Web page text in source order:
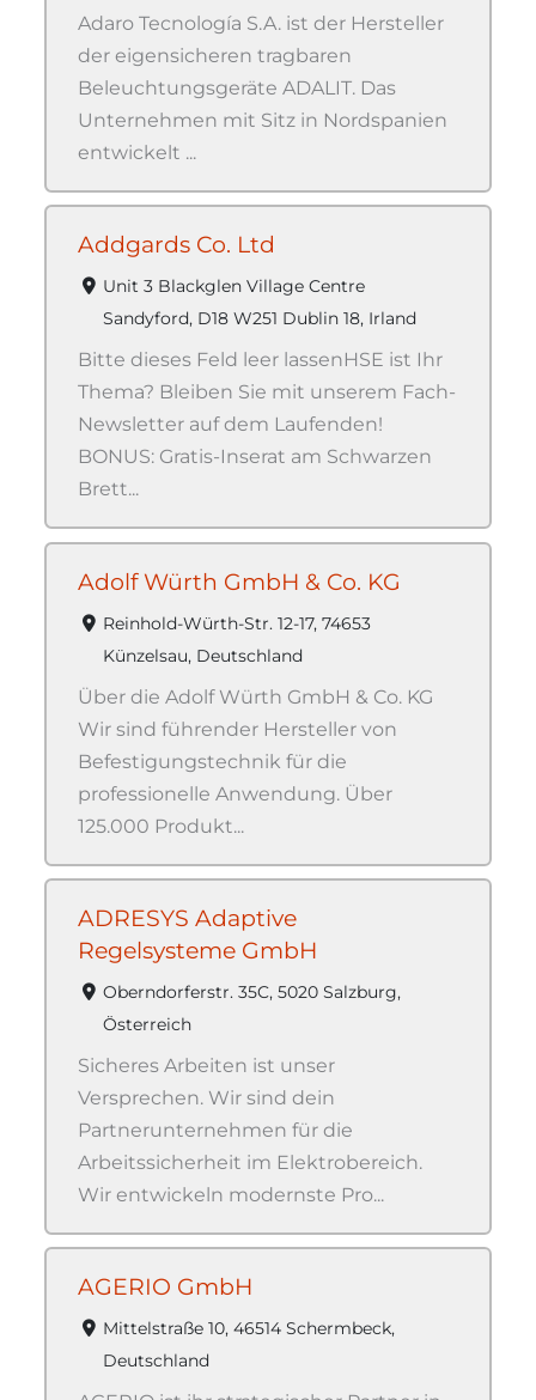
Adaro Tecnología S.A. ist der Hersteller
der eigensicheren tragbaren
Beleuchtungsgeräte ADALIT. Das
Unternehmen mit Sitz in Nordspanien
entwickelt ...
Addgards Co. Ltd
Unit 3 Blackglen Village Centre
Sandyford, D18 W251 Dublin 18, Irland
Bitte dieses Feld leer lassenHSE ist Ihr
Thema? Bleiben Sie mit unserem Fach-
Newsletter auf dem Laufenden!
BONUS: Gratis-Inserat am Schwarzen
Brett...
Adolf Würth GmbH & Co. KG
Reinhold-Würth-Str. 12-17, 74653
Künzelsau, Deutschland
Über die Adolf Würth GmbH & Co. KG
Wir sind führender Hersteller von
Befestigungstechnik für die
professionelle Anwendung. Über
125.000 Produkt...
ADRESYS Adaptive
Regelsysteme GmbH
Oberndorferstr. 35C, 5020 Salzburg,
Österreich
Sicheres Arbeiten ist unser
Versprechen. Wir sind dein
Partnerunternehmen für die
Arbeitssicherheit im Elektrobereich.
Wir entwickeln modernste Pro...
AGERIO GmbH
Mittelstraße 10, 46514 Schermbeck,
Deutschland